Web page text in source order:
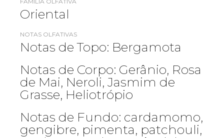
Oriental
NOTAS OLFATIVAS
Notas de Topo: Bergamota
Notas de Corpo: Gerânio, Rosa
de Mai, Neroli, Jasmim de
Grasse, Heliotrópio
Notas de Fundo: cardamomo,
gengibre, pimenta, patchouli,